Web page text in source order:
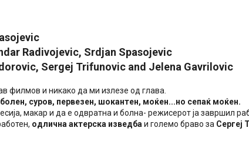
Radivojevic, Srdjan Spasojevic
Sergej Trifunovic and Jelena Gavrilovic
филмов и никако да ми излезе од глава.
болен, суров, первезен, шокантен, моќен...но сепаќ моќен.
макар и да е одвратна и болна- режисерот ја завршил
одлична актерска изведба и големо браво за Сергеј